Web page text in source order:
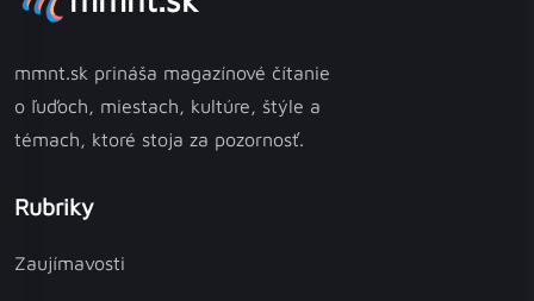
mmnt.sk prináša magazínové čítanie
o ľuďoch, miestach, kultúre, štýle a
témach, ktoré stoja za pozornosť.
Rubriky
Zaujímavosti